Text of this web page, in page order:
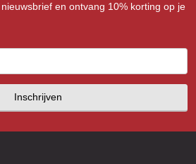
en ontvang 10% korting op je
Inschrijven